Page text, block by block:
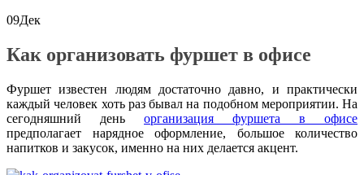
09Дек
Как организовать фуршет в офисе
Фуршет известен людям достаточно давно, и практически
каждый человек хоть раз бывал на подобном мероприятии. На
сегодняшний день организация фуршета в офисе
предполагает нарядное оформление, большое количество
напитков и закусок, именно на них делается акцент.